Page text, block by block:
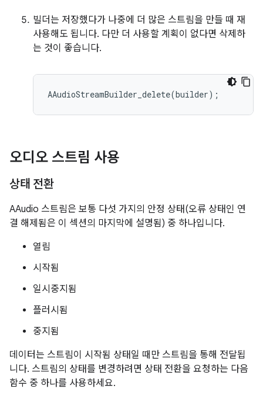
빌더는 저장했다가 나중에 더 많은 스트림을 만들 때 재
사용해도 됩니다. 다만 더 사용할 계획이 없다면 삭제하
는 것이 좋습니다.
오디오 스트림 사용
상태 전환
AAudio 스트림은 보통 다섯 가지의 안정 상태(오류 상태인 연
결 해제됨은 이 섹션의 마지막에 설명됨) 중 하나입니다.
열림
시작됨
일시중지됨
플러시됨
중지됨
데이터는 스트림이 시작됨 상태일 때만 스트림을 통해 전달됩
니다. 스트림의 상태를 변경하려면 상태 전환을 요청하는 다음
함수 중 하나를 사용하세요.